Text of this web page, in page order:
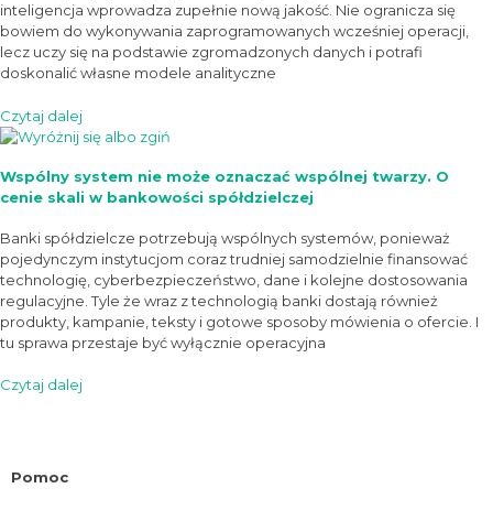
inteligencja wprowadza zupełnie nową jakość. Nie ogranicza się
bowiem do wykonywania zaprogramowanych wcześniej operacji,
lecz uczy się na podstawie zgromadzonych danych i potrafi
doskonalić własne modele analityczne
Czytaj dalej
Wspólny system nie może oznaczać wspólnej twarzy. O
cenie skali w bankowości spółdzielczej
Banki spółdzielcze potrzebują wspólnych systemów, ponieważ
pojedynczym instytucjom coraz trudniej samodzielnie finansować
technologię, cyberbezpieczeństwo, dane i kolejne dostosowania
regulacyjne. Tyle że wraz z technologią banki dostają również
produkty, kampanie, teksty i gotowe sposoby mówienia o ofercie. I
tu sprawa przestaje być wyłącznie operacyjna
Czytaj dalej
Pomoc